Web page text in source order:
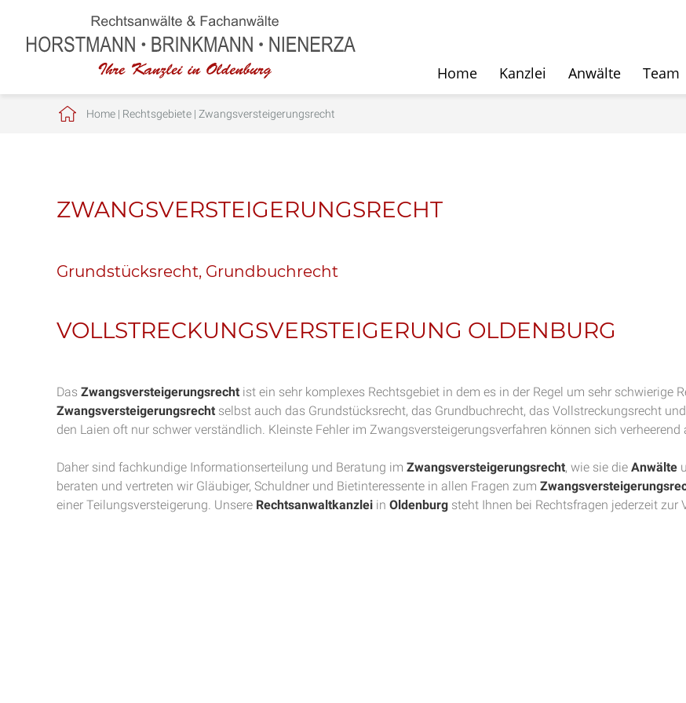
Home Kanzlei Anwälte Team
Home| Rechtsgebiete| Zwangsversteigerungsrecht
ZWANGSVERSTEIGERUNGSRECHT
Grundstücksrecht, Grundbuchrecht
VOLLSTRECKUNGSVERSTEIGERUNG OLDENBURG
Das Zwangsversteigerungsrecht ist ein sehr komplexes Rechtsgebiet in dem es in der Regel um sehr schwierige
Zwangsversteigerungsrecht selbst auch das Grundstücksrecht, das Grundbuchrecht, das Vollstreckungsrecht
den Laien oft nur schwer verständlich. Kleinste Fehler im Zwangsversteigerungsverfahren können sich verheerend
Daher sind fachkundige Informationserteilung und Beratung im Zwangsversteigerungsrecht, wie sie die Anwälte
beraten und vertreten wir Gläubiger, Schuldner und Bietinteressente in allen Fragen zum
einer Teilungsversteigerung. Unsere Rechtsanwaltkanzlei in Oldenburg steht Ihnen bei Rechtsfragen jederzeit zur